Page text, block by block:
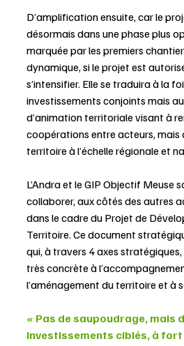
D’amplification ensuite, car le
désormais dans une phase plus
marquée par les premiers
dynamique, si le projet est
s’intensifier. Elle se traduira à la
investissements conjoints mais
d’animation territoriale visant à
coopérations entre acteurs, mais
territoire à l’échelle régionale et
L’Andra et le GIP Objectif Meuse
collaborer, aux côtés des autres
dans le cadre du Projet de
Territoire. Ce document
qui, à travers 4 axes
très concrète à
l’aménagement du territoire et à
« Pas de saupoudrage, mais
investissements ciblés, à